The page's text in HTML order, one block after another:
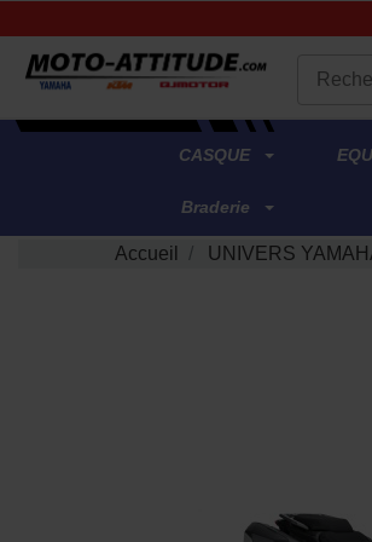
.
CASQUE
Braderie
Accueil UNIVERS